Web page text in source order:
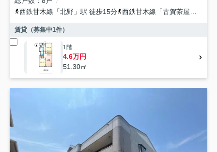
西鉄甘木線 「北野 」駅 徒歩15分 西鉄甘木線 「古賀茶屋
賃貸（募集中1件）
1階
4.6万円
51.30㎡